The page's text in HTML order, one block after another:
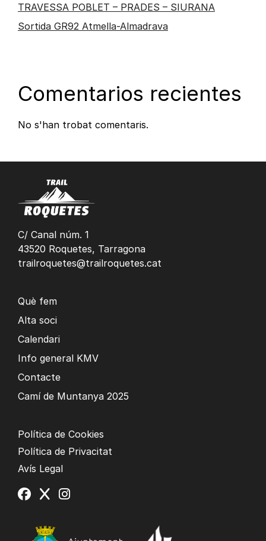
TRAVESSA POBLET – PRADES – SIURANA
Sortida GR92 Atmella-Almadrava
Comentarios recientes
No s'han trobat comentaris.
C/ Canal núm. 1
43520 Roquetes, Tarragona
trailroquetes@trailroquetes.cat
Què fem
Alta soci
Calendari
Info general KMV
Contacte
Camí de Muntanya 2025
Política de Cookies
Política de Privacitat
Avís Legal